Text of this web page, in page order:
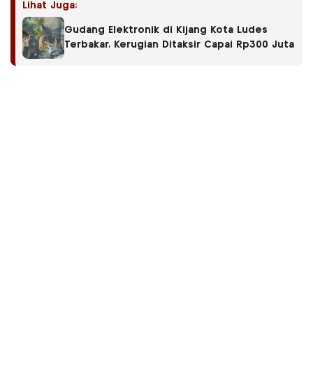
Lihat Juga:
Gudang Elektronik di Kijang Kota Ludes
Terbakar, Kerugian Ditaksir Capai Rp300 Juta